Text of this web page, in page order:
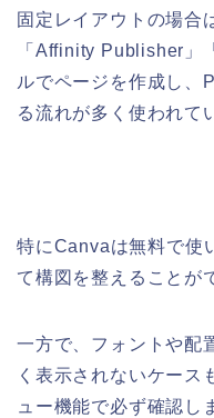
固定レイアウトの場合
「Affinity Publisher」
ルでページを作成し、
る流れが多く使われて
特にCanvaは無料で使
て構図を整えることが
一方で、フォントや配
く表示されないケース
ュー機能で必ず確認し